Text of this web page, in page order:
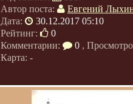
Автор поста:
Евгений
Дата:
30.12.2017 05:10
Рейтинг:
0
Комментарии:
0 ,
Карта: -